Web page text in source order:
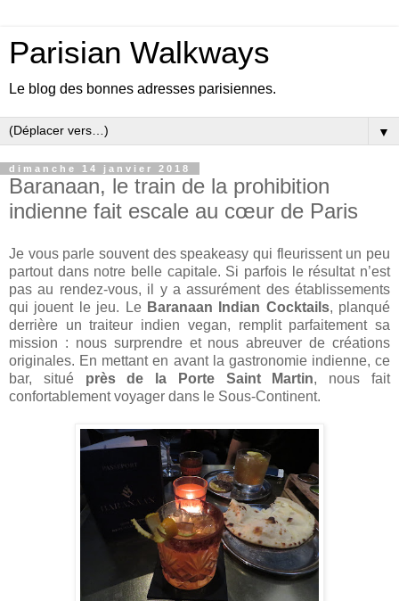
Parisian Walkways
Le blog des bonnes adresses parisiennes.
▼
dimanche 14 janvier 2018
Baranaan, le train de la prohibition
indienne fait escale au cœur de Paris
Je vous parle souvent des speakeasy qui fleurissent un peu
partout dans notre belle capitale. Si parfois le résultat n’est
pas au rendez-vous, il y a assurément des établissements
qui jouent le jeu. Le Baranaan Indian Cocktails, planqué
derrière un traiteur indien vegan, remplit parfaitement sa
mission : nous surprendre et nous abreuver de créations
originales. En mettant en avant la gastronomie indienne, ce
bar, situé près de la Porte Saint Martin, nous fait
confortablement voyager dans le Sous-Continent.